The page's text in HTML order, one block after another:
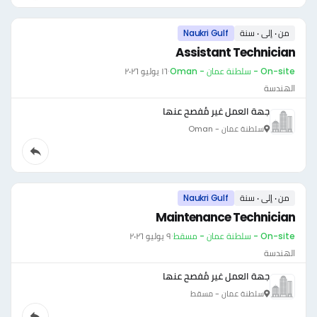
من ٠ إلى ٠ سنة Naukri Gulf
Assistant Technician
On-site - سلطنة عمان - Oman ·١٦ يوليو ٢٠٢٦
الهندسة
جهة العمل غير مُفصح عنها
سلطنة عمان - Oman
من ٠ إلى ٠ سنة Naukri Gulf
Maintenance Technician
On-site - سلطنة عمان - مسقط ·٩ يوليو ٢٠٢٦
الهندسة
جهة العمل غير مُفصح عنها
سلطنة عمان - مسقط